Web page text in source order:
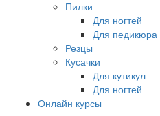
Пилки
Для ногтей
Для педикюра
Резцы
Кусачки
Для кутикул
Для ногтей
Онлайн курсы